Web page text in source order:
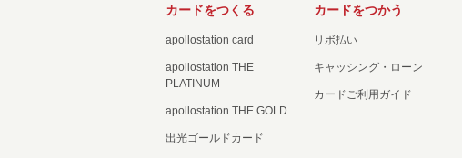
カードをつくる
apollostation card
apollostation THE
PLATINUM
apollostation THE GOLD
出光ゴールドカード
カードをつかう
リボ払い
キャッシング・ローン
カードご利用ガイド